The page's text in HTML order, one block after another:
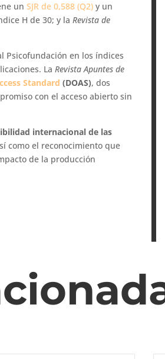
unSJR de 0,588 (Q2) y un
H de 30; y laRevista de
Psicofundación en los índices
LaRevista Apuntes de
Standard (DOAS), dos
con el acceso abierto sin
internacional de las
como el reconocimiento que
de la producción